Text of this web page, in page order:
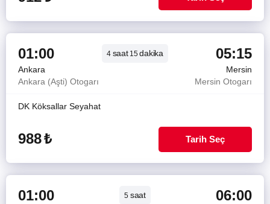
01:00 4 saat15dakika 05:15
Ankara
Mersin
Ankara (Aşti) Otogarı
Mersin Otogarı
DK Köksallar Seyahat
988₺ Tarih Seç
01:00 5 saat 06:00